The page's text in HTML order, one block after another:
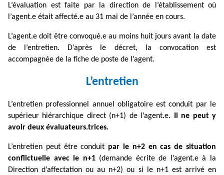
L’évaluation est faite par la direction de l’établissement où
l’agent.e était affecté.e au 31 mai de l’année en cours.
L’agent.e doit être convoqué.e au moins huit jours avant la date
de l’entretien. D’après le décret, la convocation est
accompagnée de la fiche de poste de l’agent.
L’entretien
L’entretien professionnel annuel obligatoire est conduit par le
supérieur hiérarchique direct (n+1) de l’agent.e.
Il ne peut y
avoir deux évaluateurs.trices.
L’entretien peut être conduit par le n+2 en cas de situation
conflictuelle avec le n+1(demande écrite de l’agent.e à la
Direction d’affectation ou au n+2) ou si le n+1 est arrivé en